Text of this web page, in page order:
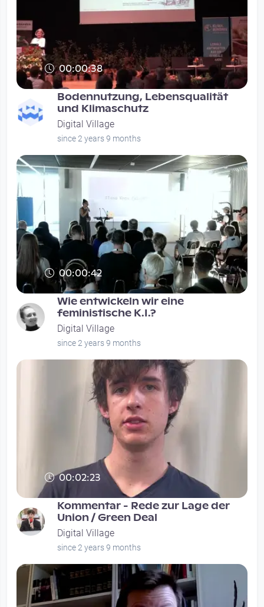
00:00:38
Bodennutzung, Lebensqualität
und Klimaschutz
Digital Village
since 2 years 9 months
00:00:42
Wie entwickeln wir eine
feministische K.I.?
Digital Village
since 2 years 9 months
00:02:23
Kommentar - Rede zur Lage der
Union / Green Deal
Digital Village
since 2 years 9 months